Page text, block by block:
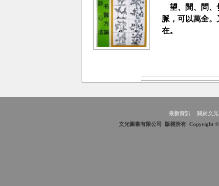
望、聞、問、
脈，可以萬全
在。
最新資訊
關於文光
文光圖書有限公司 版權所有 Copyright ©